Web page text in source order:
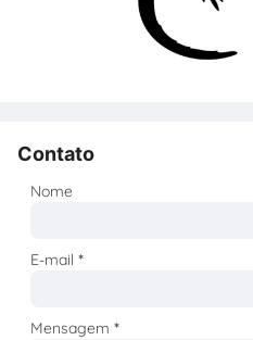
Contato
Nome
E-mail*
Mensagem*